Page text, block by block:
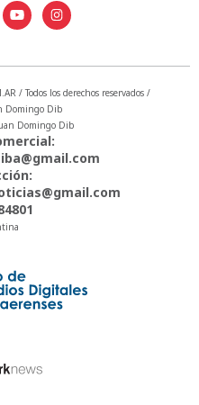
/ Todos los derechos reservados /
Domingo Dib
Domingo Dib